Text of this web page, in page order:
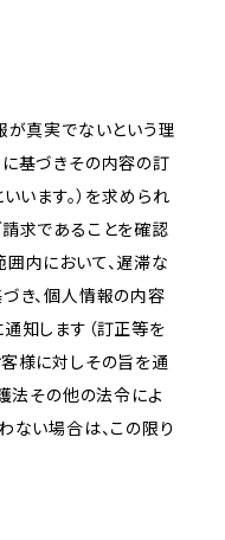
が真実でないという理
基づきその内容の訂
います。）を求められ
求であることを確認
内において、遅滞な
き、個人情報の内容
知します（訂正等を
様に対しその旨を通
法その他の法令によ
ない場合は、この限り